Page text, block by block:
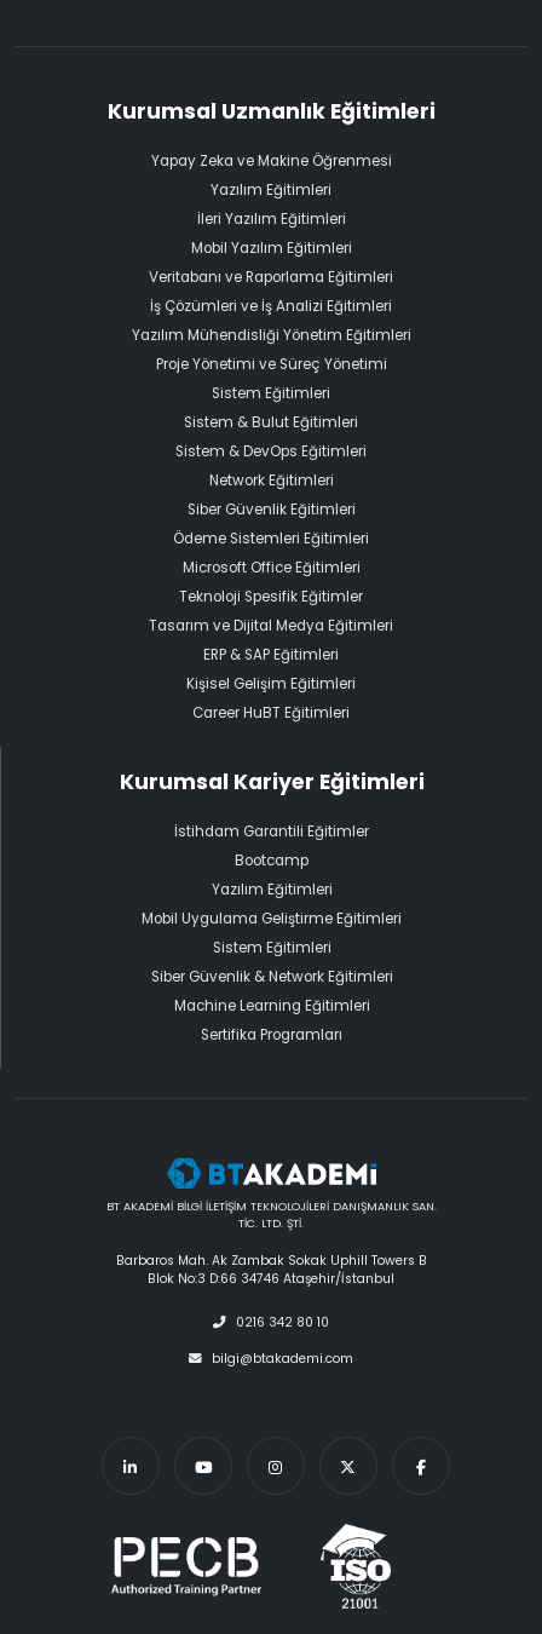
Kurumsal Uzmanlık Eğitimleri
Yapay Zeka ve Makine Öğrenmesi
Yazılım Eğitimleri
İleri Yazılım Eğitimleri
Mobil Yazılım Eğitimleri
Veritabanı ve Raporlama Eğitimleri
İş Çözümleri ve İş Analizi Eğitimleri
Yazılım Mühendisliği Yönetim Eğitimleri
Proje Yönetimi ve Süreç Yönetimi
Sistem Eğitimleri
Sistem & Bulut Eğitimleri
Sistem & DevOps Eğitimleri
Network Eğitimleri
Siber Güvenlik Eğitimleri
Ödeme Sistemleri Eğitimleri
Microsoft Office Eğitimleri
Teknoloji Spesifik Eğitimler
Tasarım ve Dijital Medya Eğitimleri
ERP & SAP Eğitimleri
Kişisel Gelişim Eğitimleri
Career HuBT Eğitimleri
Kurumsal Kariyer Eğitimleri
İstihdam Garantili Eğitimler
Bootcamp
Yazılım Eğitimleri
Mobil Uygulama Geliştirme Eğitimleri
Sistem Eğitimleri
Siber Güvenlik & Network Eğitimleri
Machine Learning Eğitimleri
Sertifika Programları
BT AKADEMİ BİLGİ İLETİŞİM TEKNOLOJİLERİ DANIŞMANLIK SAN.
TİC. LTD. ŞTİ.
Barbaros Mah. Ak Zambak Sokak Uphill Towers B
Blok No:3 D:66 34746 Ataşehir/İstanbul
0216 342 80 10
bilgi@btakademi.com